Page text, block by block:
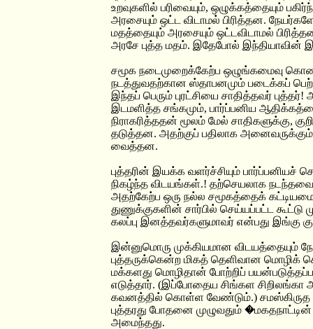
உறவுகளில் பரிவையும், ஒழுக்கத்தையும்
அரசையும் ஒட்ட விடாமல் பிரித்தன.
மதத்தையும் அரசையும் ஒட்டவிடாமல்
அரசே புத்த மதம். இதேபோல் இந்தியாவின்
சமூக நடைமுறைக்கேற்ப ஒழுங்கமைவு
நடத்துவதற்கான ஸ்தாபனமும் படைக்கப்
இந்தப் பெரும் புரட்சியை சாதித்தவர்
இடமளித்த சங்கமும், பார்ப்பனிய
நிராகரித்ததன் மூலம் மேல் சாதிகளுக்கு,
தடுத்தன. அதற்குப் பதிலாக
வைத்தன.
புத்தரின் இயக்க வளர்ச்சியும் பார்ப்பனியச்
நிகழ்ந்த விடயங்கள்.! தற்செயலாக
அதற்கேற்ப ஒரு நல்ல சமூகத்தைக்
துணுக்குகளின் சார்பில் செய்யப்பட்ட கூட்டு
கலப்பு இனத்தவர்களுமாவர் என்பது இங்கு
இன்னுமொரு முக்கியமான விடயத்தையும்
புத்தருக்கென்ற மிகத் தெளிவான மொழிக்
மக்களது மொழிதான் போற்றிப்
எடுத்தார். (இப்போதைய சிங்கள சிறிலங்கா
கவனத்தில் கொள்ள வேண்டும்.) சமஸ்கிருத
புத்தரது போதனை முழுவதும்
அமைந்தது.